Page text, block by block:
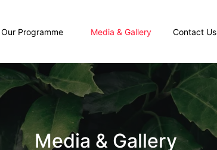
Our Programme Media & Gallery Contact Us
Media & Gallery